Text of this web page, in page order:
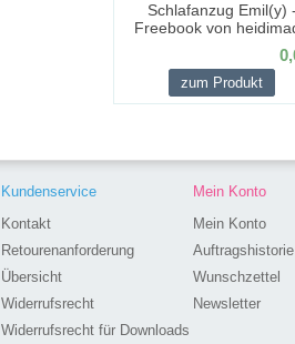
Schlafanzug Emil(y)
Freebook von
zum Produkt
Mein Konto
Mein Konto
Auftragshistorie
Wunschzettel
Newsletter
Kundenservice
Kontakt
Retourenanforderung
Übersicht
Widerrufsrecht
Widerrufsrecht für Downloads